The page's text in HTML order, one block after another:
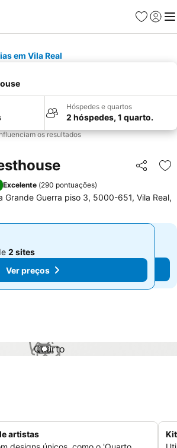
Favoritos
Iniciar
em Vila Real
Hóspedes e quartos
2 hóspedes, 1 quarto.
os resultados
Partilhar
Excelente (290 pontuações)
Grande Guerra piso 3, 5000-651, Vila Real,
2 sites
Ver preços
2 sites
Ver preços
1 / 1
artistas